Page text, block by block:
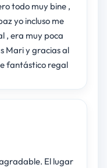
todo muy bine ,
yo incluso me
, era muy poca
Mari y gracias al
fantástico regal
El lugar